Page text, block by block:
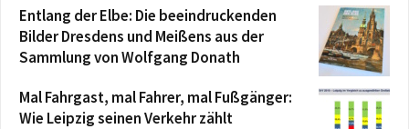
Entlang der Elbe: Die beeindruckenden
Bilder Dresdens und Meißens aus der
Sammlung von Wolfgang Donath
Mal Fahrgast, mal Fahrer, mal Fußgänger:
Wie Leipzig seinen Verkehr zählt